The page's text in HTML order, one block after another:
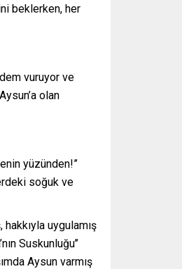
beklerken, her
vuruyor ve
olan
yüzünden!”
soğuk ve
uygulamış
Suskunluğu’’
Aysun varmış